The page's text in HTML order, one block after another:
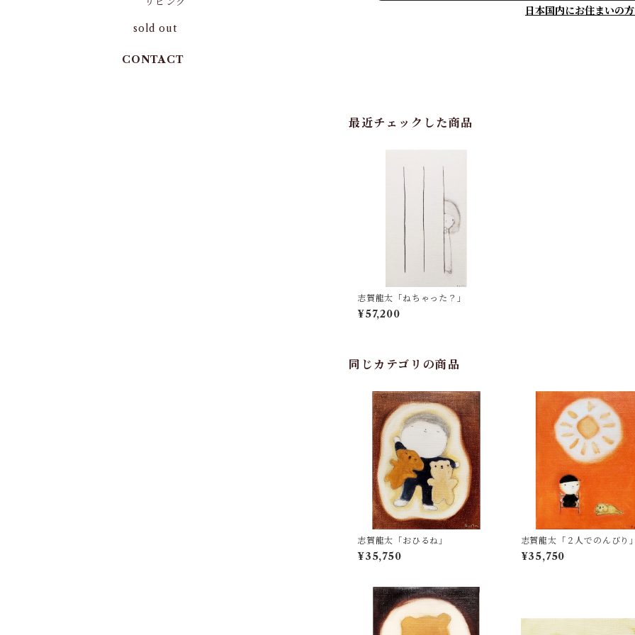
日本国内にお住まいの
最近チェックした商品
志賀龍太「ねちゃった？」
¥57,200
同じカテゴリの商品
志賀龍太「おひるね」
¥35,750
志賀龍太「２人でのんびり」
¥35,750
sold out
CONTACT